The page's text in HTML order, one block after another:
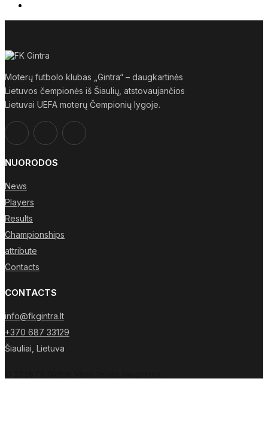
Moterų futbolo klubas „Gintra“ – daugkartinės
Lietuvos čempionės iš Šiaulių, atstovaujančios
Lietuvai UEFA moterų Čempionių lygoje.
NUORODOS
News
Players
Results
Championships
attribute
Contacts
CONTACTS
info@fkgintra.lt
+370 687 33129
Šiauliai, Lietuva